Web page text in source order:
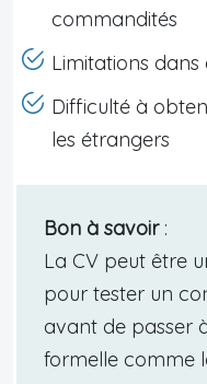
commandités
Limitations dans
Difficulté à
les étrangers
Bon à savoir:
La CV peut être
pour tester un
avant de passer
formelle comme